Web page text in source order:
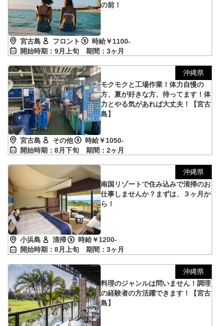
の前！
宮古島 フロント
時給￥1100-
開始時期：9月上旬 期間：3ヶ月
沖縄県
モクモクと工場作業！体力自慢の
方、夏が好きな方、待ってます！体
力とやる気があれば大丈夫！【宮古
島】
宮古島 その他
時給￥1050-
開始時期：8月下旬 期間：2ヶ月
沖縄県
南国リゾートで住み込みで清掃のお
仕事しませんか？まずは、３ヶ月か
ら！
小浜島 清掃
時給￥1200-
開始時期：8月上旬 期間：3ヶ月
沖縄県
料理のジャンルは問いません！調理
の経験者の方活躍できます！【宮古
島】